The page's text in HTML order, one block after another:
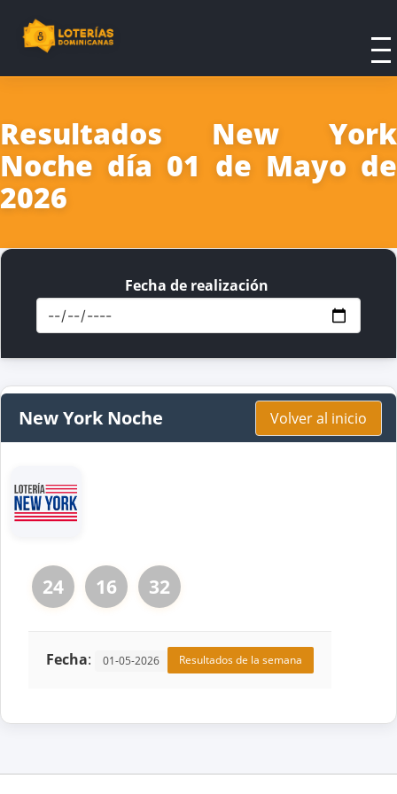
Resultados New York
Noche día 01 de Mayo de
2026
Fecha de realización
New York Noche Volver al inicio
24 16 32
Fecha: 01-05-2026 Resultados de la semana